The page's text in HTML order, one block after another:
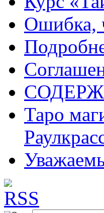
Ошибка,
Таро